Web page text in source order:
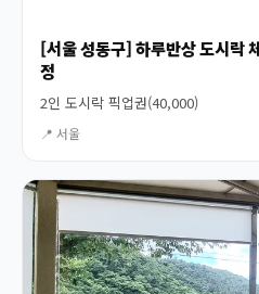
[서울 성동구] 하루반상 도시락 체험단 / 영상제작 체험단 선
정
2인 도시락 픽업권(40,000)
📍 서울